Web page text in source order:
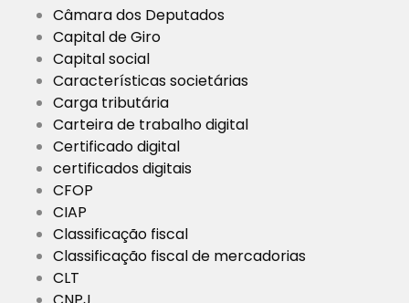
Câmara dos Deputados
Capital de Giro
Capital social
Características societárias
Carga tributária
Carteira de trabalho digital
Certificado digital
certificados digitais
CFOP
CIAP
Classificação fiscal
Classificação fiscal de mercadorias
CLT